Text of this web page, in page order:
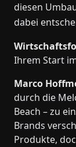
diesen
dabei
Ihrem Start
Marco
durch die
Beach – zu
Brands
Produkte,